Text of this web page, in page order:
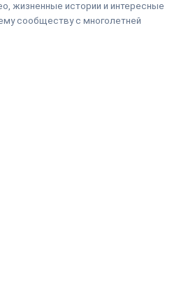
жизненные истории и интересные
сообществу с многолетней